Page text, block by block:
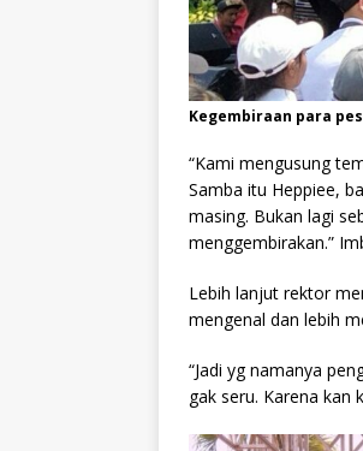
Kegembiraan para
“Kami mengusung
Samba itu Heppiee,
masing. Bukan lagi
menggembirakan.”
Lebih lanjut rektor
mengenal dan lebih
“Jadi yg namanya
gak seru. Karena kan